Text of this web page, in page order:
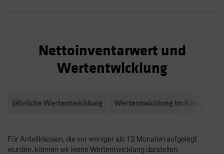
Nettoinventarwert und
Wertentwicklung
Jährliche Wertentwicklung Wertentwicklung im
Für Anteilklassen, die vor weniger als 12 Monaten aufgelegt
wurden, können wir keine Wertentwicklung darstellen.